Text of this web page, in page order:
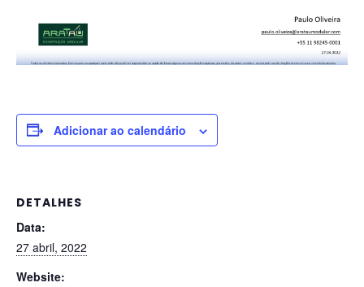
Adicionar ao calendário
DETALHES
Data:
27 abril, 2022
Website: